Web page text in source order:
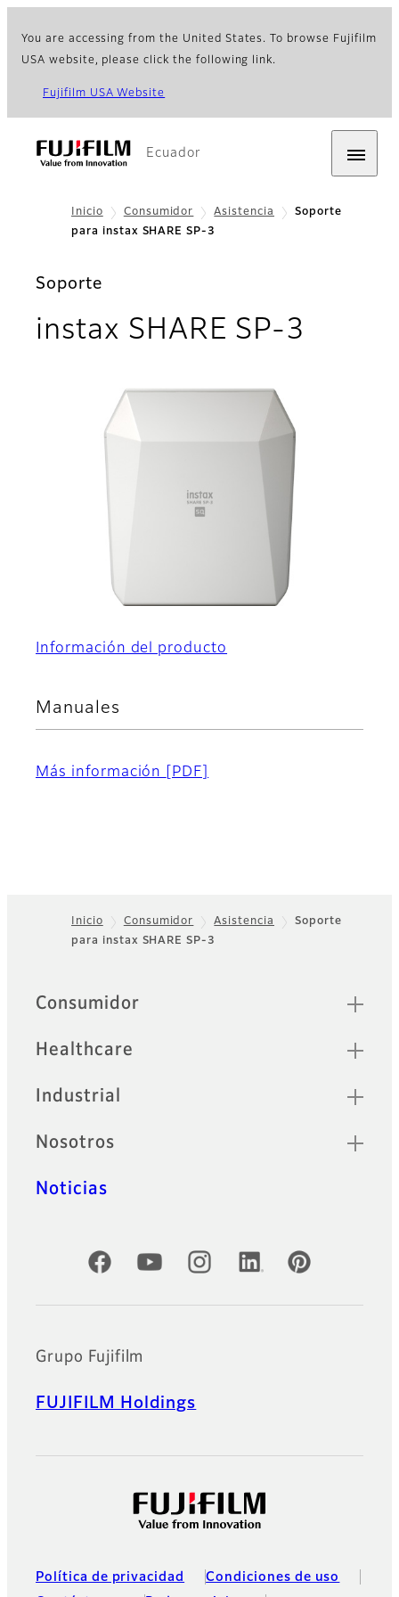
You are accessing from the United States. To browse Fujifilm
USA website, please click the following link.
Fujifilm USA Website
Ecuador
Inicio Consumidor Asistencia
Soporte
para instax SHARE SP-3
Soporte
instax SHARE SP-3
Información del producto
Manuales
Más información [PDF]
Footer
Inicio Consumidor Asistencia
Soporte
para instax SHARE SP-3
Sitemap
Consumidor
Healthcare
Industrial
Nosotros
Noticias
Cuentas oficiales de redes sociales
Grupo Fujifilm
FUJIFILM Holdings
Política de privacidad
Condiciones de uso